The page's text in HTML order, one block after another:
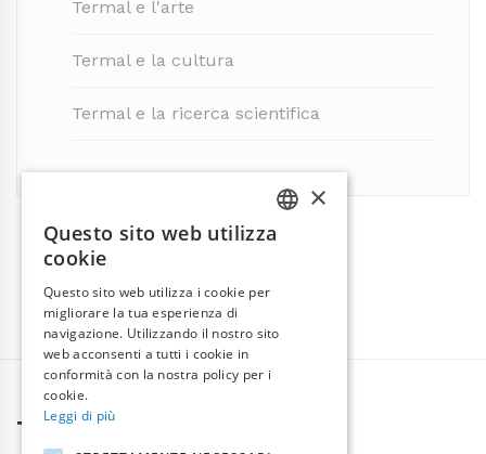
Termal e l'arte
Termal e la cultura
Termal e la ricerca scientifica
TERMAL GROUP
×
Questo sito web utilizza
cookie
Questo sito web utilizza i cookie per
migliorare la tua esperienza di
navigazione. Utilizzando il nostro sito
web acconsenti a tutti i cookie in
conformità con la nostra policy per i
cookie.
Leggi di più